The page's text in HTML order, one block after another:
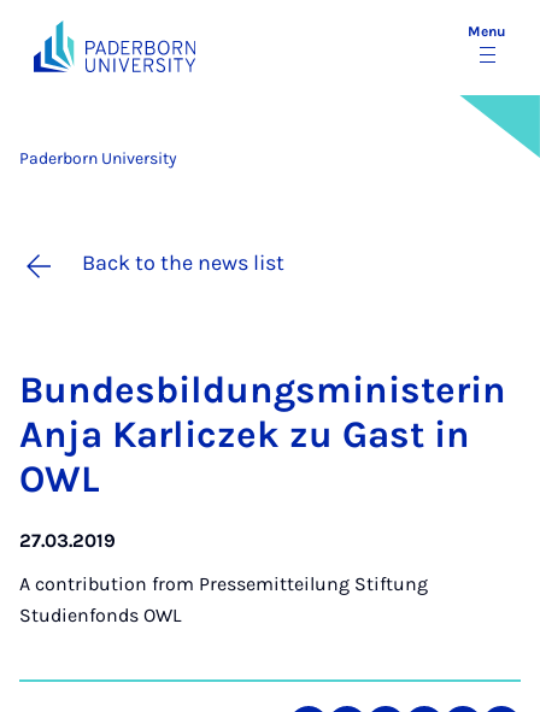
Menu
Paderborn University
Back to the news list
Bundes­b­ildungs­min­is­ter­in
Anja Kar­liczek zu Gast in
OWL
27.03.2019
A contribution from Pressemitteilung Stiftung
Studienfonds OWL